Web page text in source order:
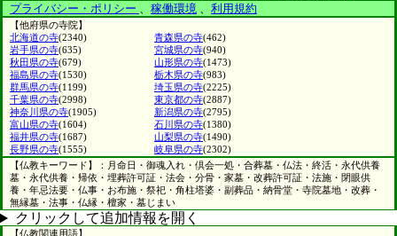
プライバシー・ポリシー 、 稼働環境 、 利用規約
【他府県の寺院】
北海道の寺(2340) 青森県の寺(462)
岩手県の寺(635) 宮城県の寺(940)
秋田県の寺(679) 山形県の寺(1473)
福島県の寺(1530) 栃木県の寺(983)
群馬県の寺(1199) 埼玉県の寺(2225)
千葉県の寺(2998) 東京都の寺(2887)
神奈川県の寺(1905) 新潟県の寺(2795)
富山県の寺(1604) 石川県の寺(1380)
福井県の寺(1687) 山梨県の寺(1490)
長野県の寺(1555) 岐阜県の寺(2302)
【仏教キーワード】：月命日・御魂入れ・倶会一処・合葬墓・仏法・終活・永代供養
墓・永代供養・帰依・埋葬許可証・法会・分骨・家墓・改葬許可証・法施・閉眼供
養・年忌法要・仏事・お布施・祭祀・角柱塔婆・副葬品・納骨堂・寺院墓地・改葬・
無縁墓・法事・仏縁・檀家・墓じまい
クリックして追加情報を開く
【仏教関連用語】